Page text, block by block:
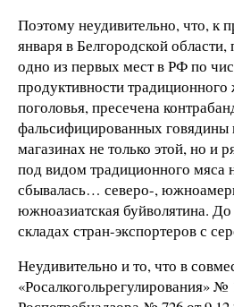
Поэтому неудивительно, что, к
января в Белгородской
одно из первых мест в РФ по
продуктивности
поголовья, пресечена
фальсифицированных говядины
магазинах не только этой, но и
под видом традиционного мяса
сбывалась… северо-,
южноазиатская буйволятина.
складах стран-экспортеров с
Неудивительно и то, что в
«Росалкогольрегулирования» №